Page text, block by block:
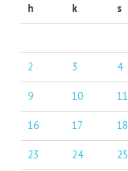
h
k s
2 3 4
9 10 11
16 17 18
23 24 25